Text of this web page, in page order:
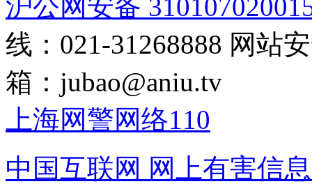
沪公网安备
线：021-31268888 网站
箱： jubao@aniu.tv
上海网警网络110
中国互联网 网上有害信